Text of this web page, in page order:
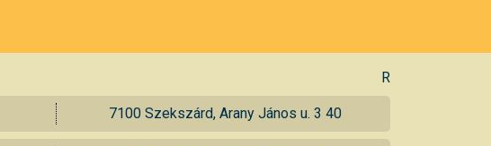
R
7100 Szekszárd, Arany János u. 3 40